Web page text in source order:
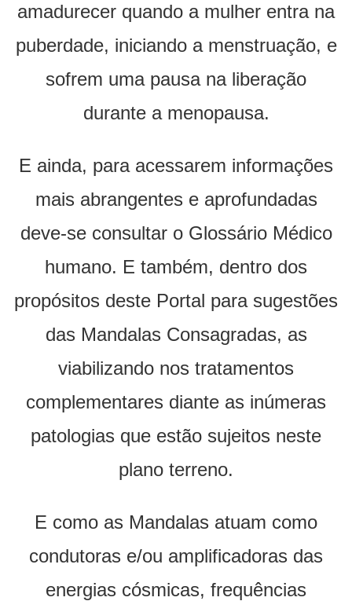
amadurecer quando a mulher entra na
puberdade, iniciando a menstruação, e
sofrem uma pausa na liberação
durante a menopausa.
E ainda, para acessarem informações
mais abrangentes e aprofundadas
deve-se consultar o Glossário Médico
humano. E também, dentro dos
propósitos deste Portal para sugestões
das Mandalas Consagradas, as
viabilizando nos tratamentos
complementares diante as inúmeras
patologias que estão sujeitos neste
plano terreno.
E como as Mandalas atuam como
condutoras e/ou amplificadoras das
energias cósmicas, frequências